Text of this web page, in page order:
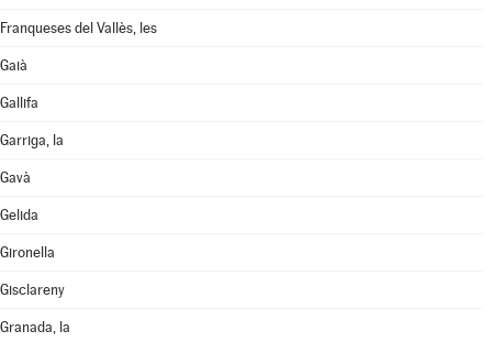
Franqueses del Vallès, les
Gaià
Gallifa
Garriga, la
Gavà
Gelida
Gironella
Gisclareny
Granada, la